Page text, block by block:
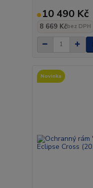
10 490 Kč
8 669 Kčbez DPH
Novinka